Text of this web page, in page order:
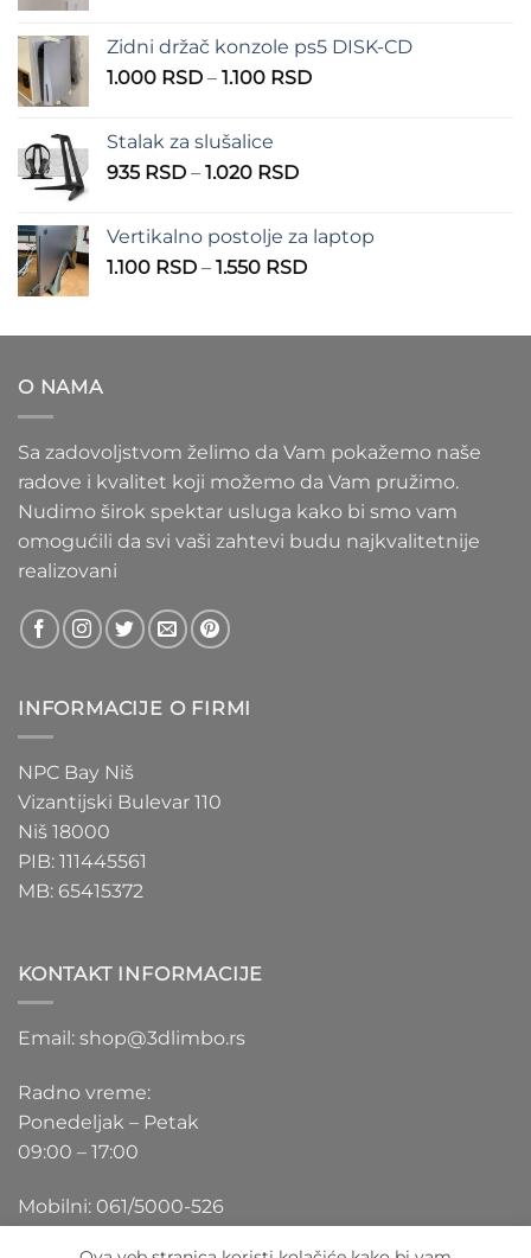
555 RSD
do
Zidni držač konzole ps5 DISK-CD
1.000 RSD – 1.100 RSDRaspon
Stalak za slušalice
935 RSD – 1.020 RSDRaspon
935 RSD
do
Vertikalno postolje za laptop
1.100 RSD – 1.550 RSDRaspon
1.100 RSD
O NAMA
Sa zadovoljstvom želimo da Vam pokažemo naše
radove i kvalitet koji možemo da Vam pružimo.
Nudimo širok spektar usluga kako bi smo vam
omogućili da svi vaši zahtevi budu najkvalitetnije
realizovani
INFORMACIJE O FIRMI
NPC Bay Niš
Vizantijski Bulevar 110
Niš 18000
PIB: 111445561
MB: 65415372
KONTAKT INFORMACIJE
Email: shop@3dlimbo.rs
Radno vreme:
Ponedeljak – Petak
09:00 – 17:00
Mobilni: 061/5000-526